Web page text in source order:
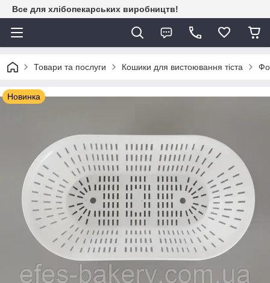
Все для хлібопекарських виробництв!
Товари та послуги Кошики для вистоювання тіста
Новинка